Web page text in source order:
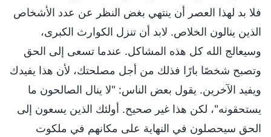
فلا بد لهذا العصر أن ينتهي بغض النظر عن عدد الأشخاص
الذين ينالون الخلاص. لابد أن تنزل الكوارث الكبرى،
وسيعالج الله كل هذه المشاكل. عندما تسعى إلى الحق
وتصبح شخصًا بارًا فذلك من أجل مصلحتك، لأن هذا يفيدك
ويفيد الآخرين. يقول بعض الناس: "لا ينال الصالحون ما
يستحقونه"، لكن هذا غير صحيح. أولئك الذين يسعون إلى
الحق سيحصلون في النهاية على مكانهم في ملكوت